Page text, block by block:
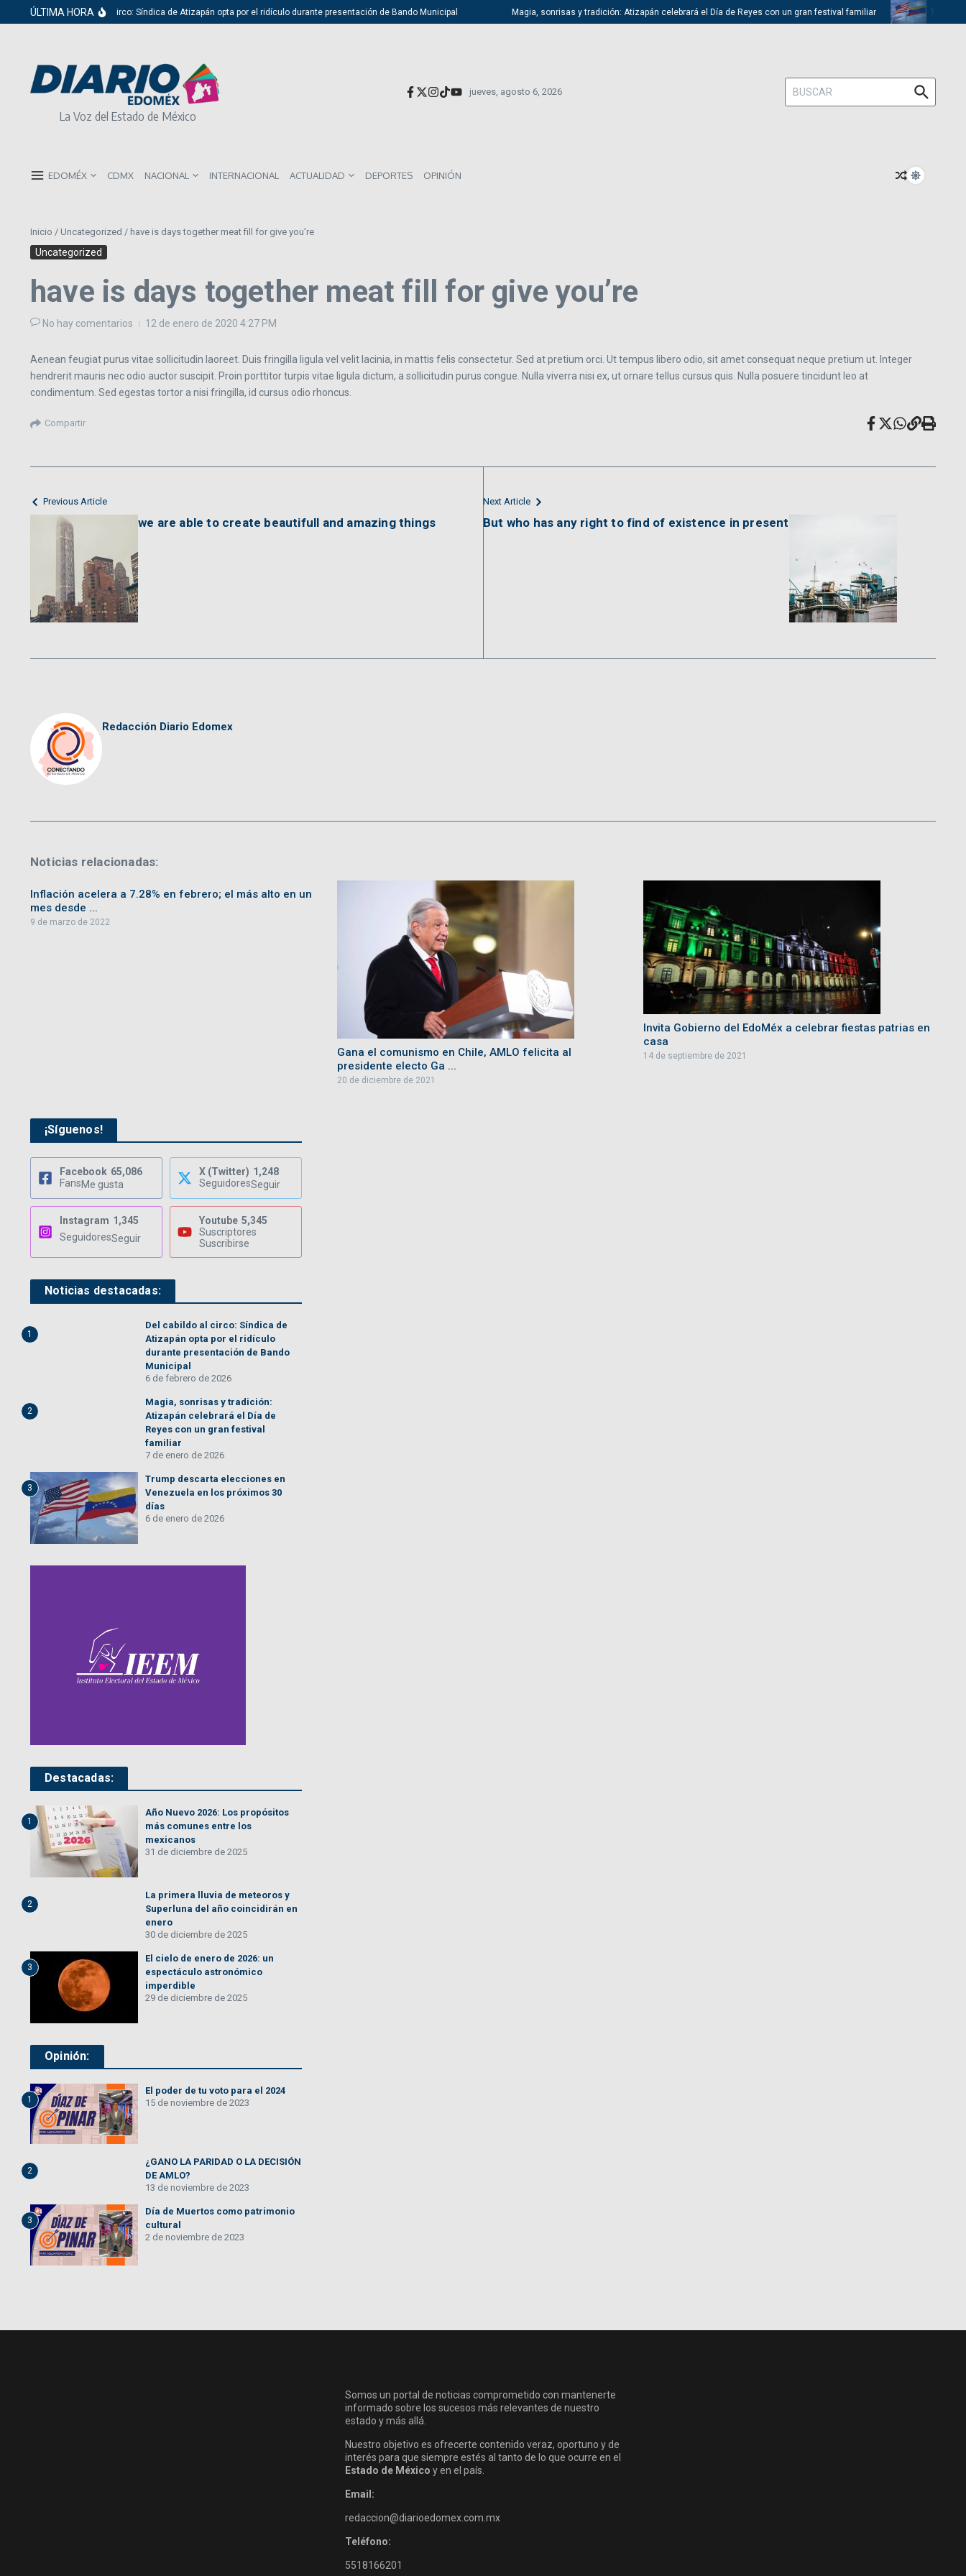
Saltar al contenido
ÚLTIMA HORA
Del cabildo al circo: Síndica de Atizapán opta por el ridículo durante presentación de Bando Municipal Magia, sonrisas y tradición: Atizapán celebrará el Día de Reyes con un gran festival familiar Trump
La Voz del Estado de México
jueves, agosto 6, 2026
Buscar:
EDOMÉX CDMX NACIONAL INTERNACIONAL ACTUALIDAD DEPORTES OPINIÓN
Inicio / Uncategorized / have is days together meat fill for give you’re
Uncategorized
have is days together meat fill for give you’re
No hay comentarios 12 de enero de 2020 4:27 PM
Aenean feugiat purus vitae sollicitudin laoreet. Duis fringilla ligula vel velit lacinia, in mattis felis consectetur. Sed at pretium orci. Ut tempus libero odio, sit amet consequat neque pretium ut. Integer
hendrerit mauris nec odio auctor suscipit. Proin porttitor turpis vitae ligula dictum, a sollicitudin purus congue. Nulla viverra nisi ex, ut ornare tellus cursus quis. Nulla posuere tincidunt leo at
condimentum. Sed egestas tortor a nisi fringilla, id cursus odio rhoncus.
Compartir
Previous Article
we are able to create beautifull and amazing things
Next Article
But who has any right to find of existence in present
Redacción Diario Edomex
Noticias relacionadas:
Inflación acelera a 7.28% en febrero; el más alto en un
mes desde ...
9 de marzo de 2022
Gana el comunismo en Chile, AMLO felicita al
presidente electo Ga ...
20 de diciembre de 2021
Invita Gobierno del EdoMéx a celebrar fiestas patrias en
casa
14 de septiembre de 2021
¡Síguenos!
Facebook 65,086
FansMe gusta
X (Twitter) 1,248
SeguidoresSeguir
Instagram 1,345
SeguidoresSeguir
Youtube 5,345
Suscriptores
Suscribirse
Noticias destacadas:
1
Del cabildo al circo: Síndica de
Atizapán opta por el ridículo
durante presentación de Bando
Municipal
6 de febrero de 2026
2
Magia, sonrisas y tradición:
Atizapán celebrará el Día de
Reyes con un gran festival
familiar
7 de enero de 2026
3
Trump descarta elecciones en
Venezuela en los próximos 30
días
6 de enero de 2026
Destacadas:
1
Año Nuevo 2026: Los propósitos
más comunes entre los
mexicanos
31 de diciembre de 2025
2
La primera lluvia de meteoros y
Superluna del año coincidirán en
enero
30 de diciembre de 2025
3
El cielo de enero de 2026: un
espectáculo astronómico
imperdible
29 de diciembre de 2025
Opinión:
1
El poder de tu voto para el 2024
15 de noviembre de 2023
2
¿GANO LA PARIDAD O LA DECISIÓN
DE AMLO?
13 de noviembre de 2023
3
Día de Muertos como patrimonio
cultural
2 de noviembre de 2023
Somos un portal de noticias comprometido con mantenerte
informado sobre los sucesos más relevantes de nuestro
estado y más allá.
Nuestro objetivo es ofrecerte contenido veraz, oportuno y de
interés para que siempre estés al tanto de lo que ocurre en el
Estado de México y en el país.
Email:
redaccion@diarioedomex.com.mx
Teléfono:
5518166201